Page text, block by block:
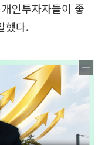
인투자자들이 좋
했다.